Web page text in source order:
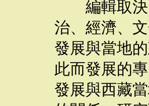
編輯取決
治、經濟、
發展與當地
此而發展的
發展與西藏